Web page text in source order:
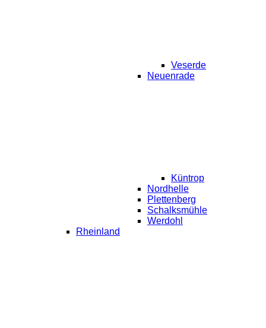
Veserde
Neuenrade
Küntrop
Nordhelle
Plettenberg
Schalksmühle
Werdohl
Rheinland